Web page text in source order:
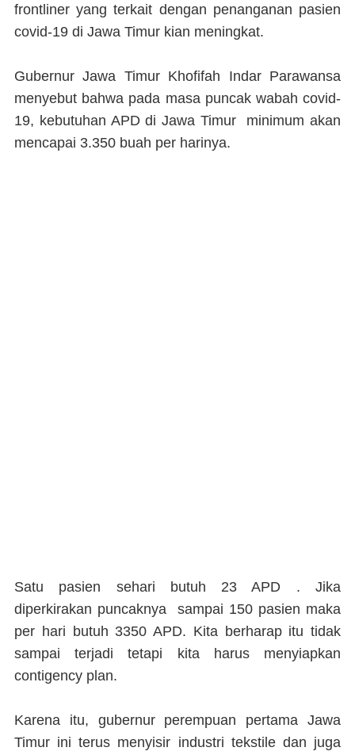
frontliner yang terkait dengan penanganan pasien
covid-19 di Jawa Timur kian meningkat.
Gubernur Jawa Timur Khofifah Indar Parawansa
menyebut bahwa pada masa puncak wabah covid-
19, kebutuhan APD di Jawa Timur minimum akan
mencapai 3.350 buah per harinya.
Satu pasien sehari butuh 23 APD . Jika
diperkirakan puncaknya sampai 150 pasien maka
per hari butuh 3350 APD. Kita berharap itu tidak
sampai terjadi tetapi kita harus menyiapkan
contigency plan.
Karena itu, gubernur perempuan pertama Jawa
Timur ini terus menyisir industri tekstile dan juga